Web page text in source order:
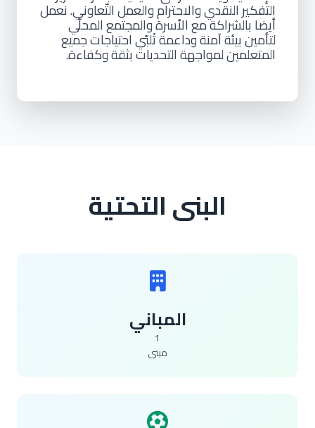
التفكير النقدي والاحترام والعمل التّعاوني. نعمل
أيضا بالشراكة مع الأسرة والمجتمع المحلّي
لتأمين بيئة آمنة وداعمة تُلبّي احتياجات جميع
المتعلمين لمواجهة التحديات بثقة وكفاءة.
البنى التحتية
المباني
مبنى